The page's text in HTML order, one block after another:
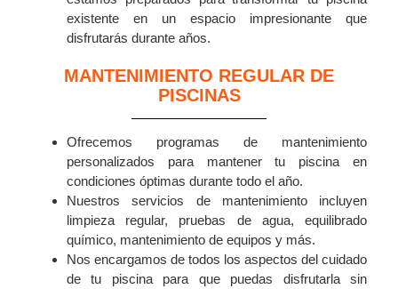
existente en un espacio impresionante que
disfrutarás durante años.
MANTENIMIENTO REGULAR DE
PISCINAS
Ofrecemos programas de mantenimiento
personalizados para mantener tu piscina en
condiciones óptimas durante todo el año.
Nuestros servicios de mantenimiento incluyen
limpieza regular, pruebas de agua, equilibrado
químico, mantenimiento de equipos y más.
Nos encargamos de todos los aspectos del cuidado
de tu piscina para que puedas disfrutarla sin